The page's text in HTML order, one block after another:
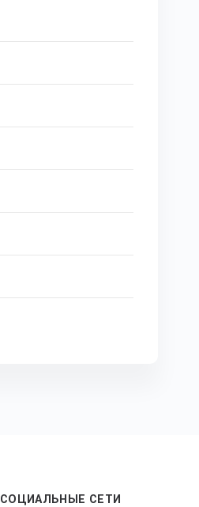
СОЦИАЛЬНЫЕ СЕТИ